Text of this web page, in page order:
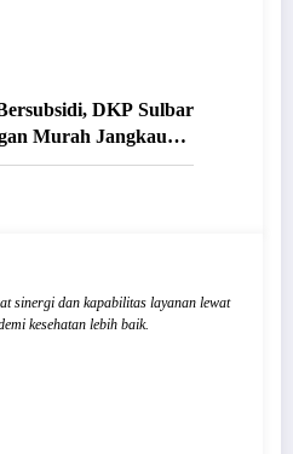
DKP Sulbar
Murah Jangkau
sinergi dan kapabilitas layanan lewat
kesehatan lebih baik.